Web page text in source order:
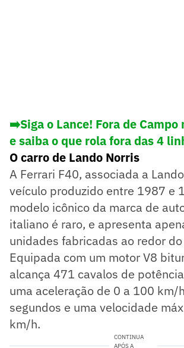
➡️Siga o Lance! Fora de Campo
e saiba o que rola fora das 4
O carro de Lando Norris
A Ferrari F40, associada a
veículo produzido entre 1987 e
modelo icônico da marca de
italiano é raro, e apresenta
unidades fabricadas ao redor
Equipada com um motor V8
alcança 471 cavalos de
uma aceleração de 0 a 100 km/
segundos e uma velocidade
km/h.
CONTINUA
APÓS A